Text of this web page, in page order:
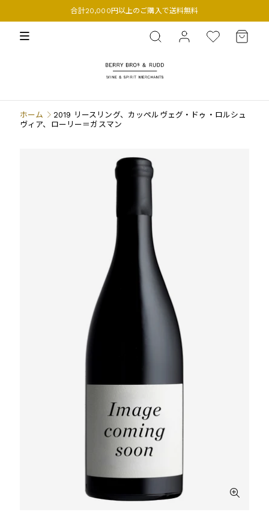
合計20,000円以上のご購入で送料無料
BERRY BROS. & RUDD
ホーム
2019 リースリング、カッペルヴェグ・ドゥ・ロルシュ
ヴィア、ローリー＝ガスマン